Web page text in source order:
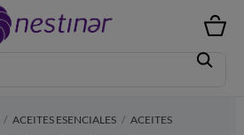
ACEITES ESENCIALES
ACEITES